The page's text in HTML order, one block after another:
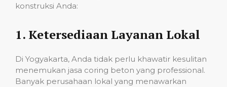
konstruksi Anda:
1. Ketersediaan Layanan Lokal
Di Yogyakarta, Anda tidak perlu khawatir kesulitan
menemukan jasa coring beton yang professional.
Banyak perusahaan lokal yang menawarkan